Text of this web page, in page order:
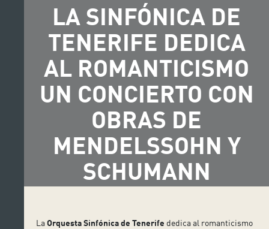
LA SINFÓNICA DE
TENERIFE DEDICA
AL ROMANTICISMO
UN CONCIERTO CON
OBRAS DE
MENDELSSOHN Y
SCHUMANN
LaOrquesta Sinfónica de Tenerife dedica al romanticismo